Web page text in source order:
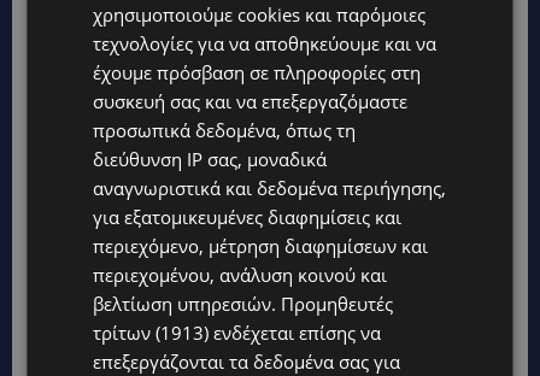
χρησιμοποιούμε cookies και παρόμοιες
τεχνολογίες για να αποθηκεύουμε και να
έχουμε πρόσβαση σε πληροφορίες στη
συσκευή σας και να επεξεργαζόμαστε
προσωπικά δεδομένα, όπως τη
διεύθυνση IP σας, μοναδικά
αναγνωριστικά και δεδομένα περιήγησης,
για εξατομικευμένες διαφημίσεις και
περιεχόμενο, μέτρηση διαφημίσεων και
περιεχομένου, ανάλυση κοινού και
βελτίωση υπηρεσιών. Προμηθευτές
τρίτων (1913) ενδέχεται επίσης να
επεξεργάζονται τα δεδομένα σας για